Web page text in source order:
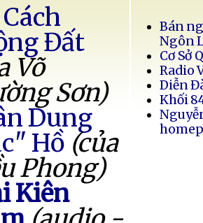
Đất
Võ
Sơn)
Dung
Hồ (của
Phong)
Kiên
Bán
Ngôn
Cơ Sở
Radio
Diễn
Khối